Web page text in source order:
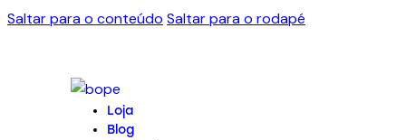
Saltar para o conteúdo Saltar para o rodapé
Loja
Blog